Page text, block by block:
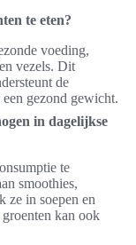
te eten?
voeding,
vezels. Dit
de
gezond gewicht.
in dagelijkse
te
smoothies,
ze in soepen en
kan ook